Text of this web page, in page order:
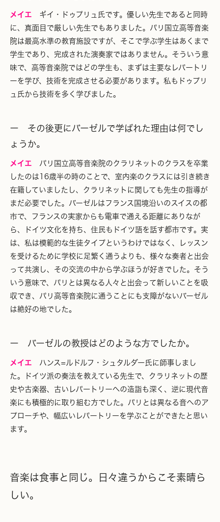
メイエ
ギイ・ドゥプリュ氏です。優しい先生であると同時
に、真面目で厳しい先生でもありました。パリ国立高等音楽
院は最高水準の教育施設ですが、そこで学ぶ学生はあくまで
学生であり、完成された演奏家ではありません。そういう意
味で、高等音楽院ではどの学生も、まずは主要なレパートリ
ーを学び、技術を完成させる必要があります。私もドゥプリ
ュ氏から技術を多く学びました。
ー その後更にバーゼルで学ばれた理由は何でし
ょうか。
メイエ
パリ国立高等音楽院のクラリネットのクラスを卒業
したのは16歳半の時のことで、室内楽のクラスには引き続き
在籍していましたし、クラリネットに関しても先生の指導が
まだ必要でした。バーゼルはフランス国境沿いのスイスの都
市で、フランスの実家からも電車で通える距離にありなが
ら、ドイツ文化を持ち、住民もドイツ語を話す都市です。実
は、私は模範的な生徒タイプというわけではなく、レッスン
を受けるために学校に足繁く通うよりも、様々な奏者と出会
って共演し、その交流の中から学ぶほうが好きでした。そう
いう意味で、パリとは異なる人々と出会って新しいことを吸
収でき、パリ高等音楽院に通うことにも支障がないバーゼル
は絶好の地でした。
ー バーゼルの教授はどのような方でしたか。
メイエ
ハンス=ルドルフ・シュタルダー氏に師事しまし
た。ドイツ派の奏法を教えている先生で、クラリネットの歴
史や古楽器、古いレパートリーへの造詣も深く、逆に現代音
楽にも積極的に取り組む方でした。パリとは異なる音へのア
プローチや、幅広いレパートリーを学ぶことができたと思い
ます。
音楽は食事と同じ。日々違うからこそ素晴ら
しい。